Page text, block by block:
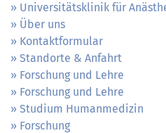
Universitätsklinik für
Über uns
Kontaktformular
Standorte & Anfahrt
Forschung und Lehre
Forschung und Lehre
Studium Humanmedizin
Forschung